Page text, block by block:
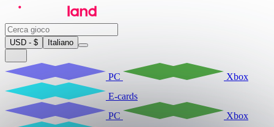
USD - $ Italiano
PC
Xbox
E-cards
PC
Xbox